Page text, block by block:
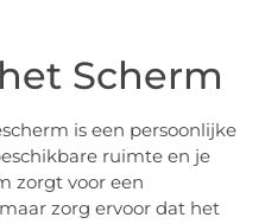
Scherm
is een persoonlijke
ruimte en je
zorgt voor een
zorg ervoor dat het